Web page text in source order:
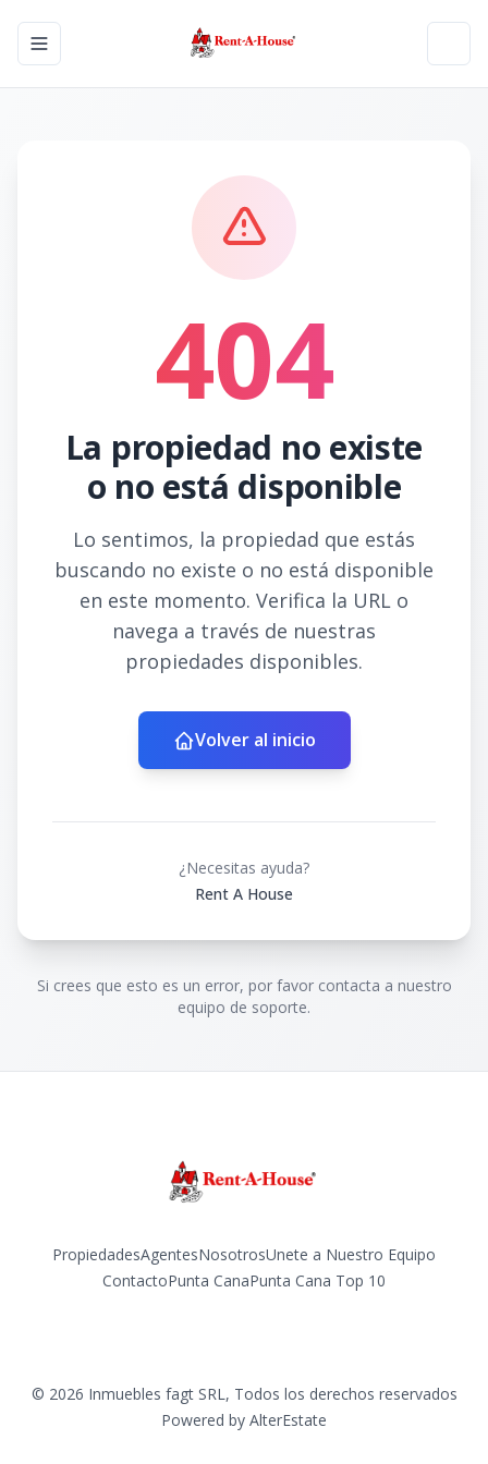
Toggle navigation menu
404
La propiedad no existe
o no está disponible
Lo sentimos, la propiedad que estás
buscando no existe o no está disponible
en este momento. Verifica la URL o
navega a través de nuestras
propiedades disponibles.
Volver al inicio
¿Necesitas ayuda?
Rent A House
Si crees que esto es un error, por favor contacta a nuestro
equipo de soporte.
PropiedadesAgentesNosotrosUnete a Nuestro Equipo
ContactoPunta CanaPunta Cana Top 10
© 2026 Inmuebles fagt SRL, Todos los derechos reservados
Powered by AlterEstate